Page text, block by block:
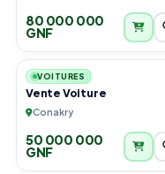
80 000 000
GNF
VOITURES
Vente Voiture
Conakry
50 000 000
GNF